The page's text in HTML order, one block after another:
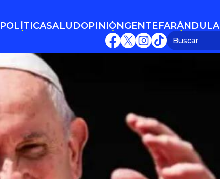
POLÍTICASALUDOPINIÓN
OPINIÓN
GENTE
GENTE
FARÁNDULA
FARÁNDULA